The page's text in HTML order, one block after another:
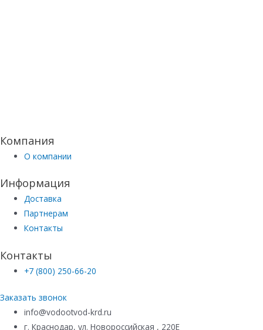
Компания
О компании
Информация
Доставка
Партнерам
Контакты
Контакты
+7 (800) 250-66-20
Заказать звонок
info@vodootvod-krd.ru
г. Краснодар, ул. Новороссийская , 220Е